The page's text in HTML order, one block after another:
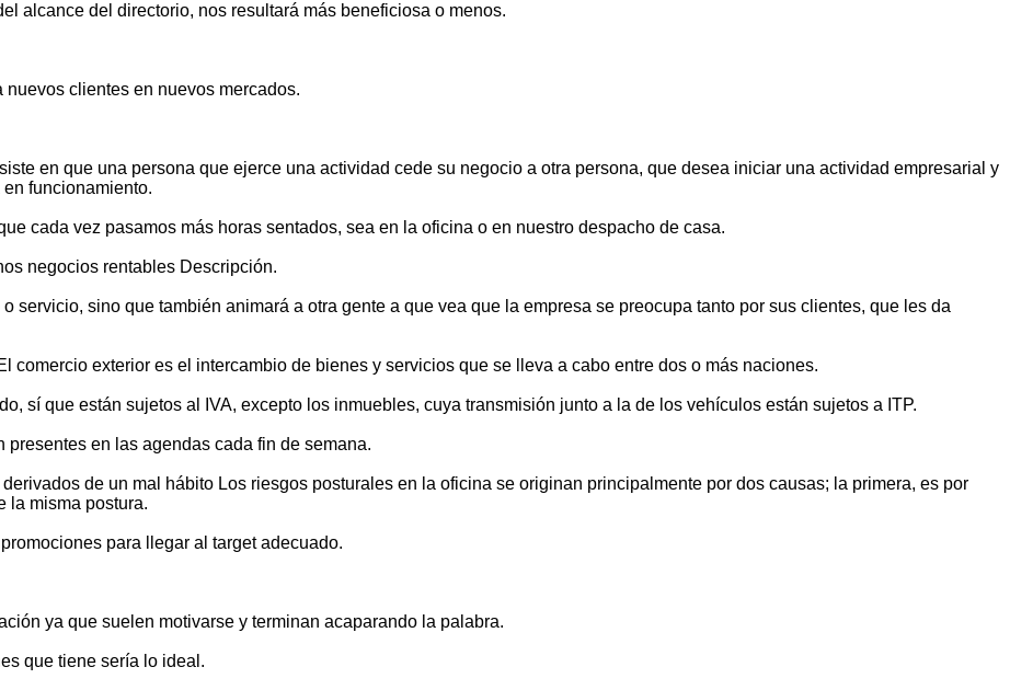
alcance del directorio, nos resultará más beneficiosa o menos.
clientes en nuevos mercados.
en que una persona que ejerce una actividad cede su negocio a otra persona, que desea iniciar una actividad empresarial y
funcionamiento.
cada vez pasamos más horas sentados, sea en la oficina o en nuestro despacho de casa.
negocios rentables Descripción.
servicio, sino que también animará a otra gente a que vea que la empresa se preocupa tanto por sus clientes, que les da
comercio exterior es el intercambio de bienes y servicios que se lleva a cabo entre dos o más naciones.
sí que están sujetos al IVA, excepto los inmuebles, cuya transmisión junto a la de los vehículos están sujetos a ITP.
en las agendas cada fin de semana.
de un mal hábito Los riesgos posturales en la oficina se originan principalmente por dos causas; la primera, es por
la misma postura.
para llegar al target adecuado.
ya que suelen motivarse y terminan acaparando la palabra.
que tiene sería lo ideal.